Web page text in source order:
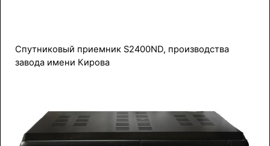
Спутниковый приемник S2400ND, производства
завода имени Кирова